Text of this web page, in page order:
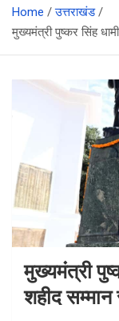
Home
उत्तराखंड
मुख्यमंत्री पुष्कर सिंह
मुख्यमंत्री
शहीद सम्मान